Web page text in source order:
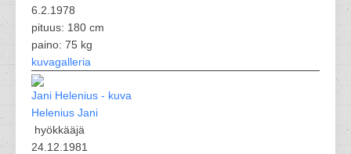
6.2.1978
pituus: 180 cm
paino: 75 kg
kuvagalleria
Helenius Jani
hyökkääjä
24.12.1981